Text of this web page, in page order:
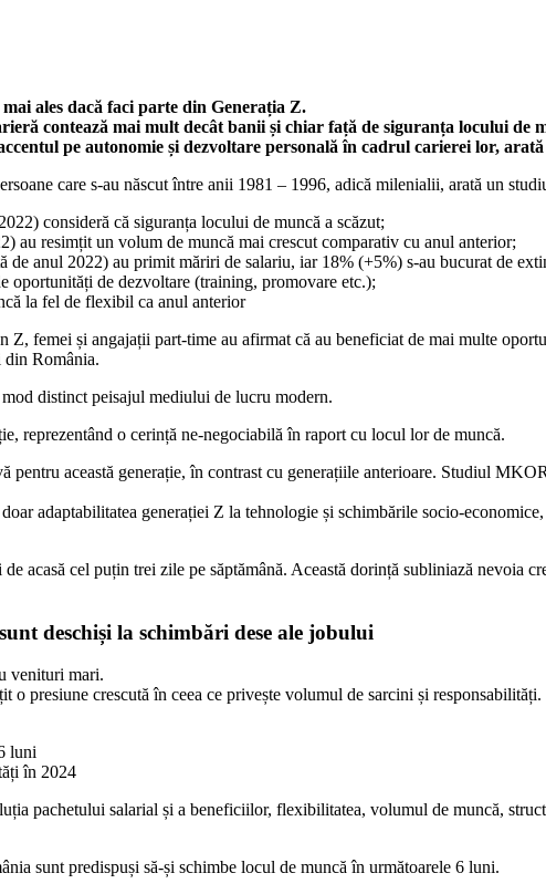
ales dacă faci parte din Generația Z.
contează mai mult decât banii și chiar față de siguranța locului de
pe autonomie și dezvoltare personală în cadrul carierei lor,
care s-au născut între anii 1981 – 1996, adică milenialii, arată un
consideră că siguranța locului de muncă a scăzut;
au resimțit un volum de muncă mai crescut comparativ cu anul anterior;
de anul 2022) au primit măriri de salariu, iar 18% (+5%) s-au bucurat de
oportunități de dezvoltare (training, promovare etc.);
la fel de flexibil ca anul anterior
Z, femei și angajații part-time au afirmat că au beneficiat de mai multe
România.
distinct peisajul mediului de lucru modern.
reprezentând o cerință ne-negociabilă în raport cu locul lor de muncă.
pentru această generație, în contrast cu generațiile anterioare. Studiul
adaptabilitatea generației Z la tehnologie și schimbările socio-
acasă cel puțin trei zile pe săptămână. Această dorință subliniază nevoia
deschiși la schimbări dese ale jobului
venituri mari.
presiune crescută în ceea ce privește volumul de sarcini și responsabilități.
luni
în 2024
pachetului salarial și a beneficiilor, flexibilitatea, volumul de muncă,
sunt predispuși să-și schimbe locul de muncă în următoarele 6 luni.